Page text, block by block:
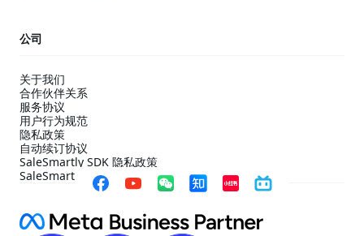
公司
关于我们
合作伙伴关系
服务协议
用户行为规范
隐私政策
自动续订协议
SaleSmartly SDK 隐私政策
SaleSmartly SDK 合规配置指引